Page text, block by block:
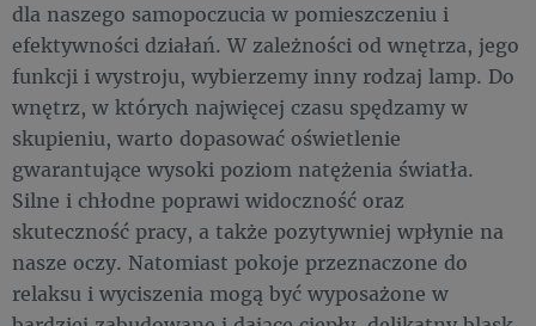
dla naszego samopoczucia w pomieszczeniu i
efektywności działań. W zależności od wnętrza, jego
funkcji i wystroju, wybierzemy inny rodzaj lamp. Do
wnętrz, w których najwięcej czasu spędzamy w
skupieniu, warto dopasować oświetlenie
gwarantujące wysoki poziom natężenia światła.
Silne i chłodne poprawi widoczność oraz
skuteczność pracy, a także pozytywniej wpłynie na
nasze oczy. Natomiast pokoje przeznaczone do
relaksu i wyciszenia mogą być wyposażone w